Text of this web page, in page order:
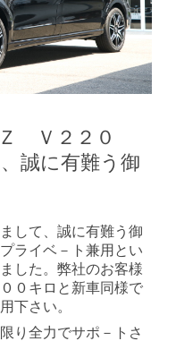
Ｖ２２０
誠に有難う御
して、誠に有難う御
ライベ－ト兼用とい
した。弊社のお客様
０キロと新車同様で
下さい。
り全力でサポ－トさ